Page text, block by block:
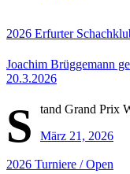
2026 Erfurter
Joachim Brüggemann
20.3.2026
S
tand Grand Prix
März 21, 2026
2026 Turniere / Open